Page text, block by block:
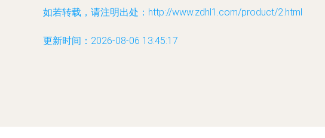
如若转载，请注明出处：http://www.zdhl1.com/product/2.html
更新时间：2026-08-06 13:45:17